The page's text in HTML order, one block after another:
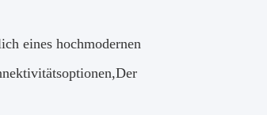
eines hochmodernen